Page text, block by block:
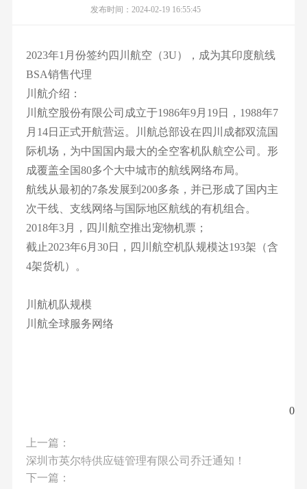
发布时间：2024-02-19 16:55:45
2023年1月份签约四川航空（3U），成为其印度航线
BSA销售代理
川航介绍：
川航空股份有限公司成立于1986年9月19日，1988年7
月14日正式开航营运。川航总部设在四川成都双流国
际机场，为中国国内最大的全空客机队航空公司。形
成覆盖全国80多个大中城市的航线网络布局。
航线从最初的7条发展到200多条，并已形成了国内主
次干线、支线网络与国际地区航线的有机组合。
2018年3月，四川航空推出宠物机票；
截止2023年6月30日，四川航空机队规模达193架（含
4架货机）。
川航机队规模
川航全球服务网络
0
上一篇：
深圳市英尔特供应链管理有限公司乔迁通知！
下一篇：